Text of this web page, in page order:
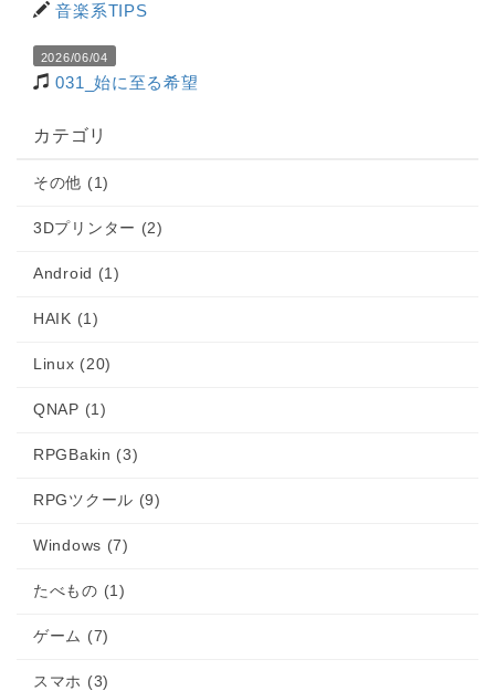
音楽系TIPS
2026/06/04
031_始に至る希望
カテゴリ
その他 (1)
3Dプリンター (2)
Android (1)
HAIK (1)
Linux (20)
QNAP (1)
RPGBakin (3)
RPGツクール (9)
Windows (7)
たべもの (1)
ゲーム (7)
スマホ (3)